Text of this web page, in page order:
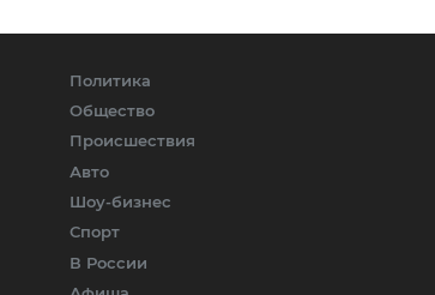
Политика
Общество
Происшествия
Авто
Шоу-бизнес
Спорт
В России